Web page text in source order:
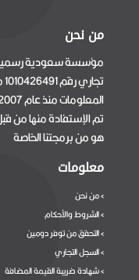
من نحن
مؤسسة سعودية رسمية
هو من برمجتنا الخاصة
معلومات
>من نحن
>الشروط والأحكام
>التحقق من توفر دومين
>السجل التجاري
>شهادة ضريبة القيمة المضافة